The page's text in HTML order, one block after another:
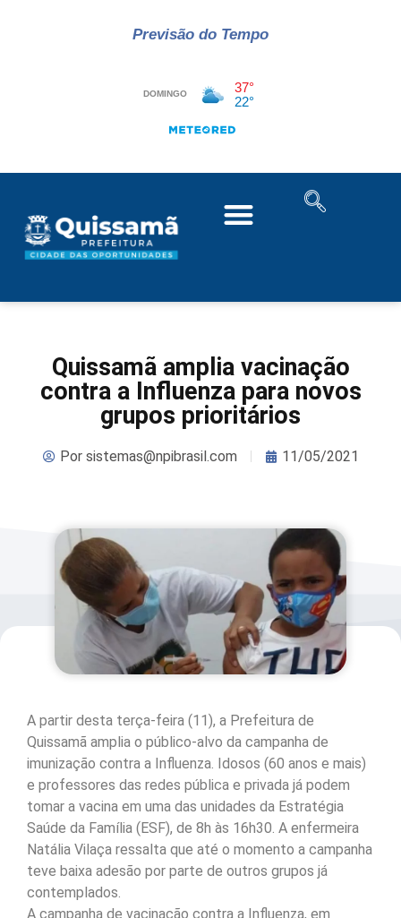
Previsão do Tempo
Quissamã amplia vacinação
contra a Influenza para novos
grupos prioritários
Porsistemas@npibrasil.com 11/05/2021
A partir desta terça-feira (11), a Prefeitura de
Quissamã amplia o público-alvo da campanha de
imunização contra a Influenza. Idosos (60 anos e mais)
e professores das redes pública e privada já podem
tomar a vacina em uma das unidades da Estratégia
Saúde da Família (ESF), de 8h às 16h30. A enfermeira
Natália Vilaça ressalta que até o momento a campanha
teve baixa adesão por parte de outros grupos já
contemplados.
A campanha de vacinação contra a Influenza, em